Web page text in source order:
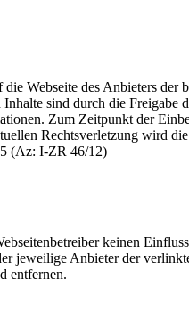
Webseite des Anbieters
sind durch die Freigabe
Zum Zeitpunkt der
Rechtsverletzung wird
(Az: I-ZR 46/12)
keinen
jeweilige Anbieter der
entfernen.